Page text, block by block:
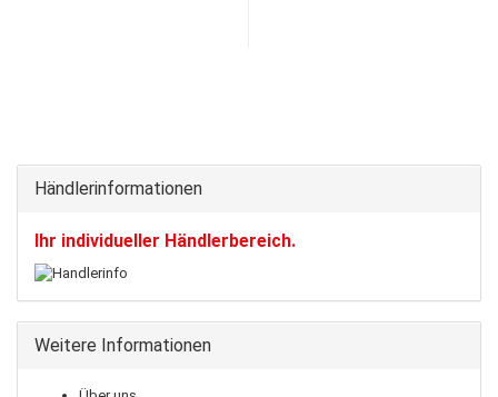
Händlerinformationen
Ihr individueller Händlerbereich.
Weitere Informationen